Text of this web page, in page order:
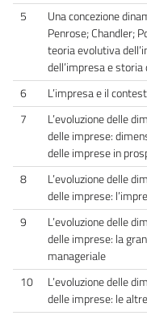
5
Una concezione
Penrose; Chandler;
teoria evolutiva
dell’impresa e storia
6 L’impresa e il
7
L’evoluzione delle
delle imprese:
delle imprese in
8
L’evoluzione delle
delle imprese:
9
L’evoluzione delle
delle imprese: la
manageriale
10
L’evoluzione delle
delle imprese: le